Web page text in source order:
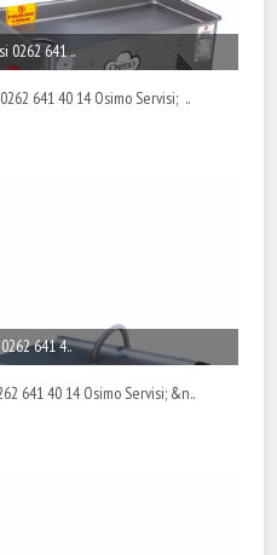
0262 641 ..
641 40 14 Osimo Servisi; ..
641 4..
641 40 14 Osimo Servisi; &n..